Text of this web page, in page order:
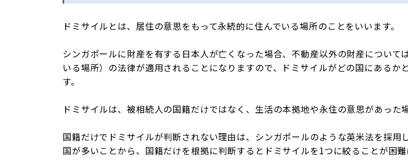
ドミサイルとは、居住の意思をもって永続的に住んでいる場所のことをいいます。
シンガポールに財産を有する日本人が亡くなった場合、不動産以外の財産について
いる場所）の法律が適用されることになりますので、ドミサイルがどの国にあるか
す。
ドミサイルは、被相続人の国籍だけではなく、生活の本拠地や永住の意思があった
国籍だけでドミサイルが判断されない理由は、シンガポールのような英米法を採用
国が多いことから、国籍だけを根拠に判断するとドミサイルを1つに絞ることが困難